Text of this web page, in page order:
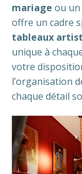
mariage ou un
offre un cadre
tableaux
unique à
votre
l’organisation
chaque détail